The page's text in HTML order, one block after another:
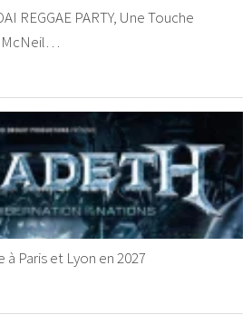
REGGAE PARTY, Une Touche
McNeil…
Paris et Lyon en 2027